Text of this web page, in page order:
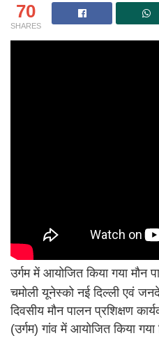
70
SHARES
उर्गम में आयोजित किया गया मौन
चमोली यूनेस्को नई दिल्ली एवं
दिवसीय मौन पालन प्रशिक्षण
(उर्गम) गांव में आयोजित किया